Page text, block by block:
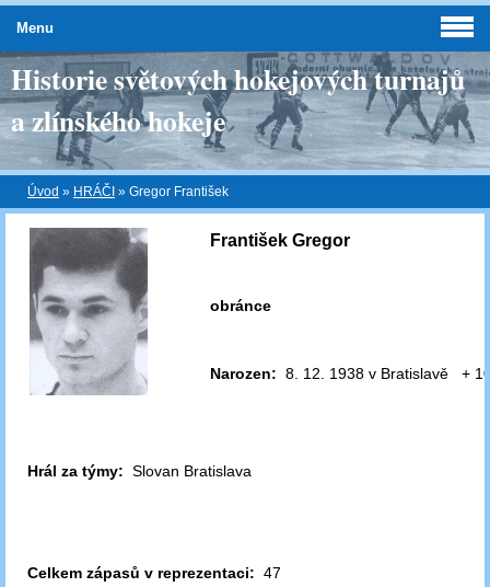
Historie světových hokejových turnajů
a zlínského hokeje
Úvod » HRÁČI » Gregor František
František Gregor
obránce
Narozen: 8. 12. 1938 v Bratislavě +
Hrál za týmy: Slovan Bratislava
Celkem zápasů v reprezentaci: 47
Menu